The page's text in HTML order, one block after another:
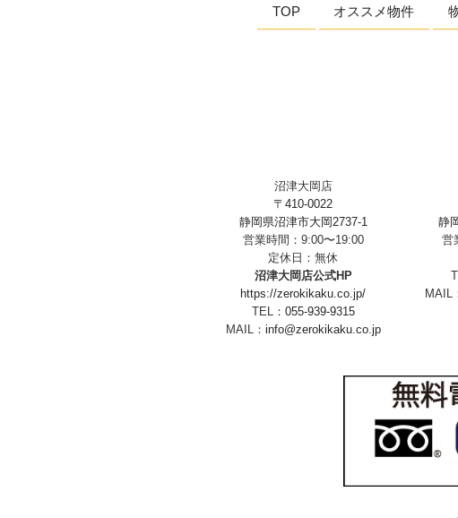
TOP オススメ物件
沼津大岡店
〒410-0022
静岡県沼津市大岡2737-1
営業時間：9:00〜19:00
定休日：無休
沼津大岡店公式HP
https://zerokikaku.co.jp/
TEL： 055-939-9315
MAIL： info@zerokikaku.co.jp
静
営
MAIL